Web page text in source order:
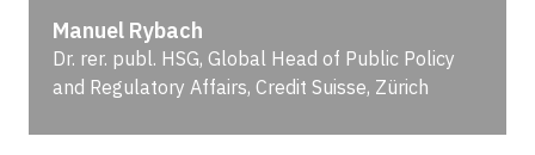
Manuel Rybach
Dr. rer. publ. HSG, Global Head of Public Policy
and Regulatory Affairs, Credit Suisse, Zürich